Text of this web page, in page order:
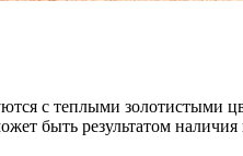
с теплыми золотистыми
быть результатом